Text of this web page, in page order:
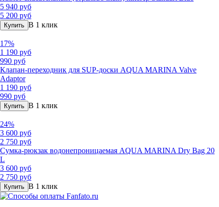
5 940 руб
5 200 руб
Купить В 1 клик
17%
1 190 руб
990 руб
Клапан-переходник для SUP-доски AQUA MARINA Valve
Adaptor
1 190 руб
990 руб
Купить В 1 клик
24%
3 600 руб
2 750 руб
Сумка-рюкзак водонепроницаемая AQUA MARINA Dry Bag 20
L
3 600 руб
2 750 руб
Купить В 1 клик